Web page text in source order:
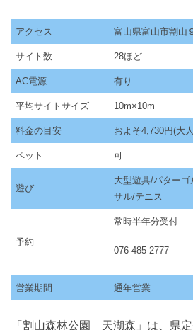
アクセス 富山県富山市割山
サイト数 28ほど
AC電源 有り
平均サイトサイズ 10m×10m
料金の目安 およそ4,730円(大
ペット 可
遊び
大型遊具/パター
サル/テニス
予約
常時半年分受付
076-485-2777
営業期間 通年営業
「割山森林公園 天湖森」は、県